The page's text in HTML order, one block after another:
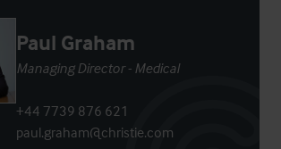
Paul Graham
Managing Director - Medical
+44 7739 876 621
paul.graham@christie.com